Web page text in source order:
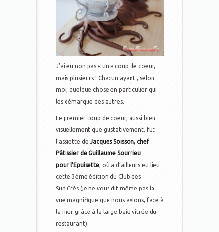
J’ai eu non pas « un » coup de coeur,
mais plusieurs ! Chacun ayant , selon
moi, quelque chose en particulier qui
les démarque des autres.
Le premier coup de coeur, aussi bien
visuellement que gustativement, fut
l’assiette de Jacques Soisson, chef
Pâtissier de Guillaume Sourrieu
pour l’Epuisette, où a d’ailleurs eu lieu
cette 3ème édition du Club des
Sud’Crés (je ne vous dit même pas la
vue magnifique que nous avions, face à
la mer grâce à la large baie vitrée du
restaurant).